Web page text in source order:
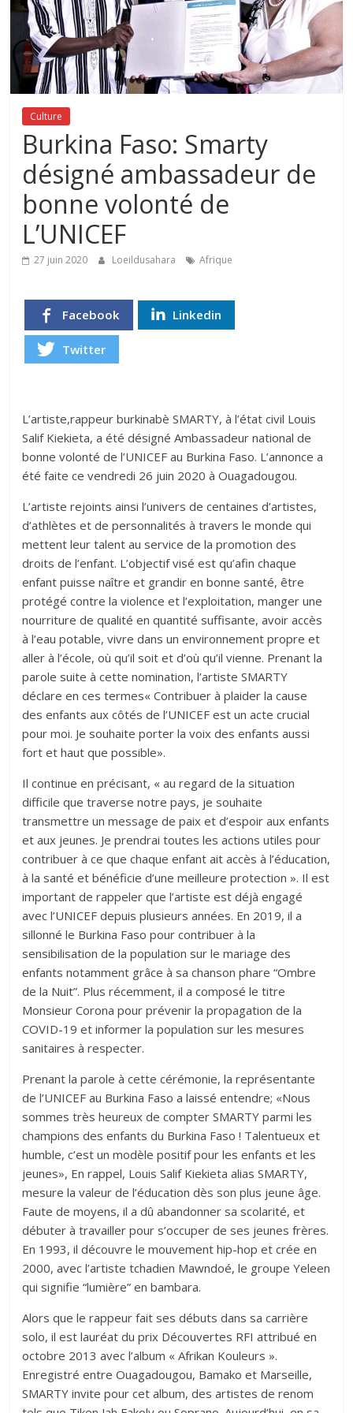
Culture
Burkina Faso: Smarty
désigné ambassadeur de
bonne volonté de
L’UNICEF
27 juin 2020 Loeildusahara Afrique
Facebook Linkedin
Twitter
L’artiste,rappeur burkinabè SMARTY, à l’état civil Louis
Salif Kiekieta, a été désigné Ambassadeur national de
bonne volonté de l’UNICEF au Burkina Faso. L’annonce a
été faite ce vendredi 26 juin 2020 à Ouagadougou.
L’artiste rejoints ainsi l’univers de centaines d’artistes,
d’athlètes et de personnalités à travers le monde qui
mettent leur talent au service de la promotion des
droits de l’enfant. L’objectif visé est qu’afin chaque
enfant puisse naître et grandir en bonne santé, être
protégé contre la violence et l’exploitation, manger une
nourriture de qualité en quantité suffisante, avoir accès
à l’eau potable, vivre dans un environnement propre et
aller à l’école, où qu’il soit et d’où qu’il vienne. Prenant la
parole suite à cette nomination, l’artiste SMARTY
déclare en ces termes« Contribuer à plaider la cause
des enfants aux côtés de l’UNICEF est un acte crucial
pour moi. Je souhaite porter la voix des enfants aussi
fort et haut que possible».
Il continue en précisant, « au regard de la situation
difficile que traverse notre pays, je souhaite
transmettre un message de paix et d’espoir aux enfants
et aux jeunes. Je prendrai toutes les actions utiles pour
contribuer à ce que chaque enfant ait accès à l’éducation,
à la santé et bénéficie d’une meilleure protection ». Il est
important de rappeler que l’artiste est déjà engagé
avec l’UNICEF depuis plusieurs années. En 2019, il a
sillonné le Burkina Faso pour contribuer à la
sensibilisation de la population sur le mariage des
enfants notamment grâce à sa chanson phare “Ombre
de la Nuit”. Plus récemment, il a composé le titre
Monsieur Corona pour prévenir la propagation de la
COVID-19 et informer la population sur les mesures
sanitaires à respecter.
Prenant la parole à cette cérémonie, la représentante
de l’UNICEF au Burkina Faso a laissé entendre; «Nous
sommes très heureux de compter SMARTY parmi les
champions des enfants du Burkina Faso ! Talentueux et
humble, c’est un modèle positif pour les enfants et les
jeunes», En rappel, Louis Salif Kiekieta alias SMARTY,
mesure la valeur de l’éducation dès son plus jeune âge.
Faute de moyens, il a dû abandonner sa scolarité, et
débuter à travailler pour s’occuper de ses jeunes frères.
En 1993, il découvre le mouvement hip-hop et crée en
2000, avec l’artiste tchadien Mawndoé, le groupe Yeleen
qui signifie “lumière” en bambara.
Alors que le rappeur fait ses débuts dans sa carrière
solo, il est lauréat du prix Découvertes RFI attribué en
octobre 2013 avec l’album « Afrikan Kouleurs ».
Enregistré entre Ouagadougou, Bamako et Marseille,
SMARTY invite pour cet album, des artistes de renom